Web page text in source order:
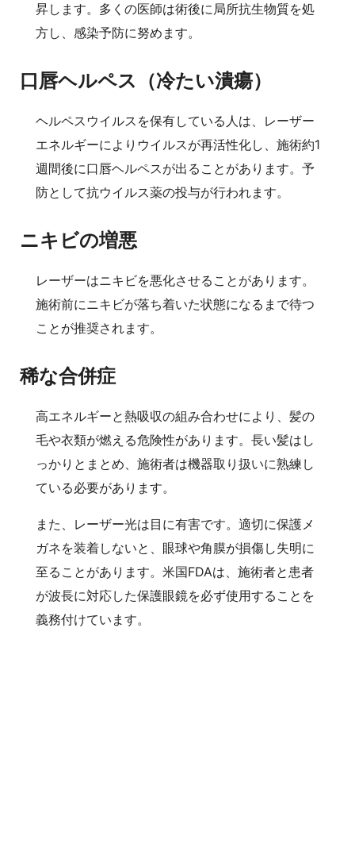
昇します。多くの医師は術後に局所抗生物質を処
方し、感染予防に努めます。
口唇ヘルペス（冷たい潰瘍）
ヘルペスウイルスを保有している人は、レーザー
エネルギーによりウイルスが再活性化し、施術約1
週間後に口唇ヘルペスが出ることがあります。予
防として抗ウイルス薬の投与が行われます。
ニキビの増悪
レーザーはニキビを悪化させることがあります。
施術前にニキビが落ち着いた状態になるまで待つ
ことが推奨されます。
稀な合併症
高エネルギーと熱吸収の組み合わせにより、髪の
毛や衣類が燃える危険性があります。長い髪はし
っかりとまとめ、施術者は機器取り扱いに熟練し
ている必要があります。
また、レーザー光は目に有害です。適切に保護メ
ガネを装着しないと、眼球や角膜が損傷し失明に
至ることがあります。米国FDAは、施術者と患者
が波長に対応した保護眼鏡を必ず使用することを
義務付けています。